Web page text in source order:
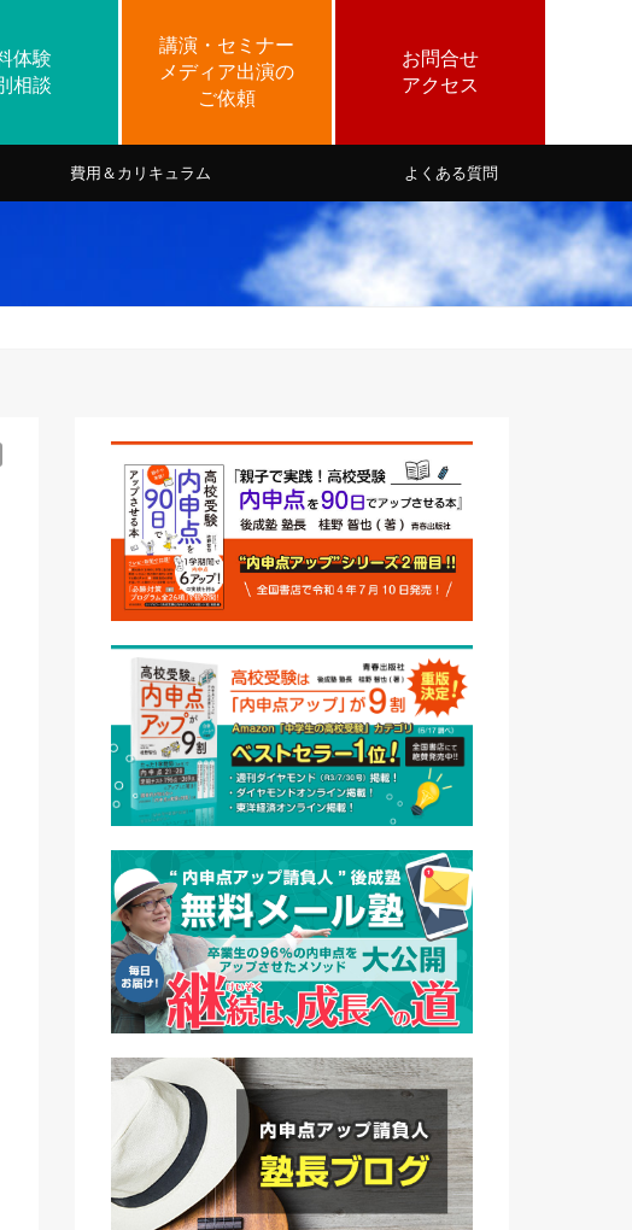
費用＆カリキュラム よくある質問